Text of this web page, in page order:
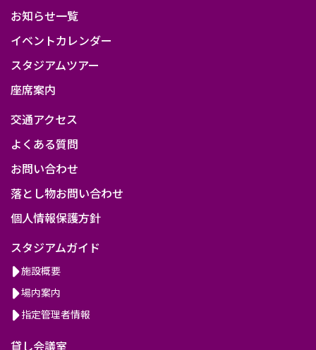
お知らせ一覧
イベントカレンダー
スタジアムツアー
座席案内
交通アクセス
よくある質問
お問い合わせ
落とし物お問い合わせ
個人情報保護方針
スタジアムガイド
施設概要
場内案内
指定管理者情報
貸し会議室